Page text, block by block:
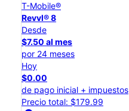
T-Mobile®
Revvl® 8
Desde
$7.50 al mes
por 24 meses
Hoy
$0.00
de pago inicial + impuestos
Precio total: $179.99